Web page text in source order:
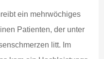
ein mehrwöchiges
Patienten, der unter
litt. Im